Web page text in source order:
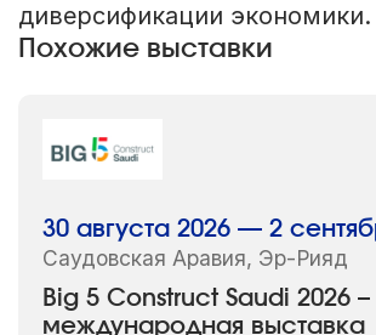
диверсификации экономики.
Похожие выставки
Big 5 Construct Saudi 2026 –
международная выставка
30 августа 2026 — 2
Саудовская Аравия, Эр-Рияд